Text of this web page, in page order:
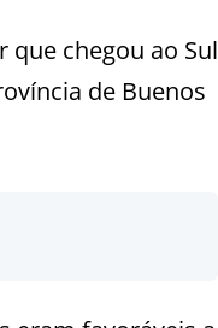
chegou ao Sul
de Buenos